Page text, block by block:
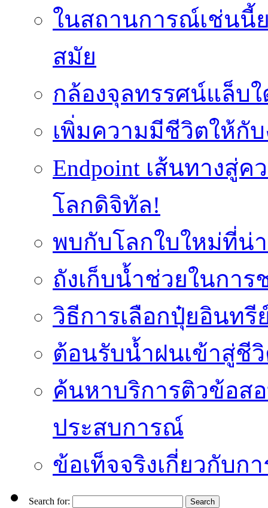
ในสถานการณ์เช่นนี้
สมัย
กล้องจุลทรรศน์แล็บ
เพิ่มความมีชีวิตให้กับ
Endpoint เส้นทางสู่
โลกดิจิทัล!
พบกับโลกใบใหม่ที่น่
ถังเก็บน้ำช่วยในกา
วิธีการเลือกปุ๋ยอินทรี
ต้อนรับน้ำฝนเข้าสู่ชี
ค้นหาบริการติวข้อส
ประสบการณ์
ข้อเท็จจริงเกี่ยวกับก
Search for: